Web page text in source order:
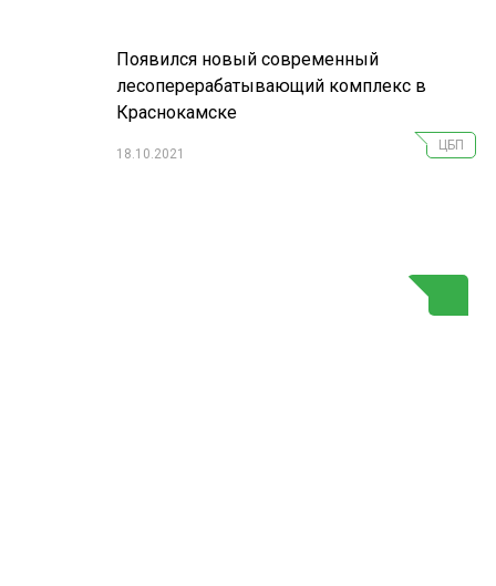
Появился новый современный
лесоперерабатывающий комплекс в
Краснокамске
18.10.2021
ЦБП